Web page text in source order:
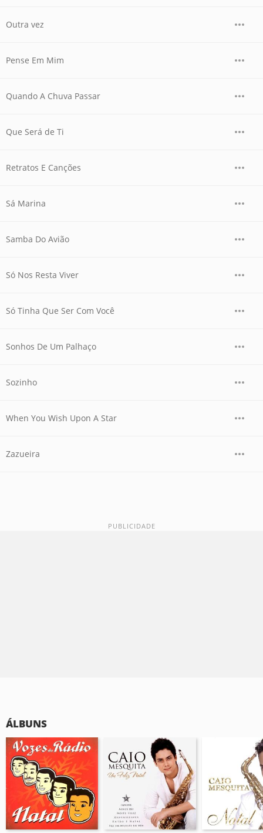
Outra vez
Pense Em Mim
Quando A Chuva Passar
Que Será de Ti
Retratos E Canções
Sá Marina
Samba Do Avião
Só Nos Resta Viver
Só Tinha Que Ser Com Você
Sonhos De Um Palhaço
Sozinho
When You Wish Upon A Star
Zazueira
ÁLBUNS